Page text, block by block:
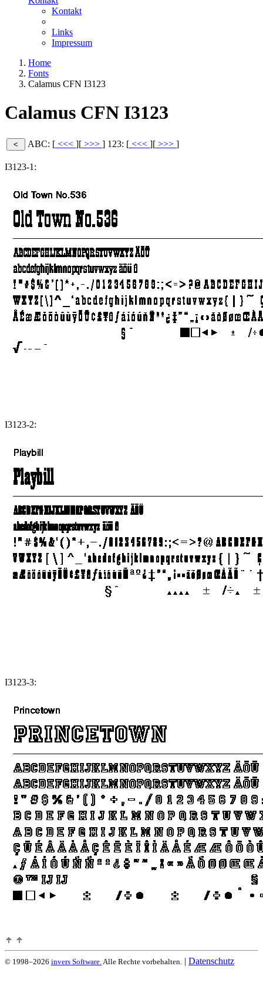
Kontakt
Links
Impressum
Home
Fonts
Calamus CFN I3123
Calamus CFN I3123
ABC: [ <<< ][ >>> ] 123: [ <<< ][ >>> ]
I3123-1:
I3123-2:
I3123-3:
© 1998–2026 invers Software. Alle Rechte vorbehalten. | Datenschutz